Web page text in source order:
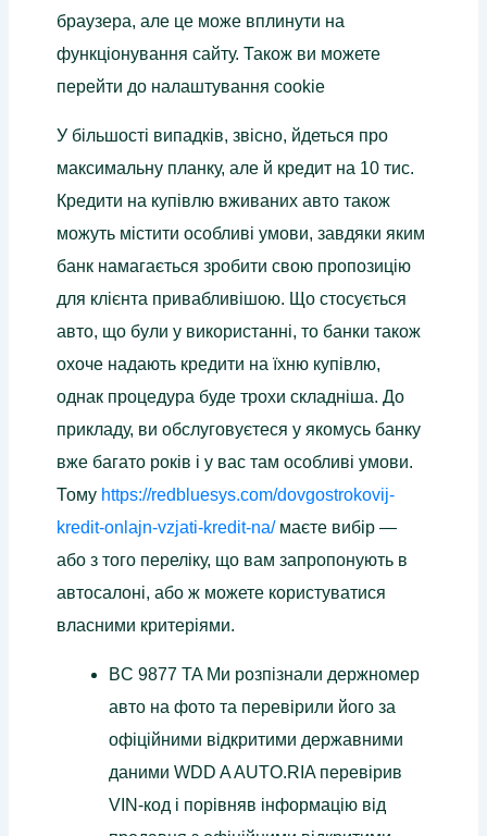
браузера, але це може вплинути на
функціонування сайту. Також ви можете
перейти до налаштування cookie
У більшості випадків, звісно, йдеться про
максимальну планку, але й кредит на 10 тис.
Кредити на купівлю вживаних авто також
можуть містити особливі умови, завдяки яким
банк намагається зробити свою пропозицію
для клієнта привабливішою. Що стосується
авто, що були у використанні, то банки також
охоче надають кредити на їхню купівлю,
однак процедура буде трохи складніша. До
прикладу, ви обслуговуєтеся у якомусь банку
вже багато років і у вас там особливі умови.
Тому https://redbluesys.com/dovgostrokovij-
kredit-onlajn-vzjati-kredit-na/маєте вибір —
або з того переліку, що вам запропонують в
автосалоні, або ж можете користуватися
власними критеріями.
BC 9877 TA Ми розпізнали держномер
авто на фото та перевірили його за
офіційними відкритими державними
даними WDD A AUTO.RIA перевірив
VIN-код і порівняв інформацію від